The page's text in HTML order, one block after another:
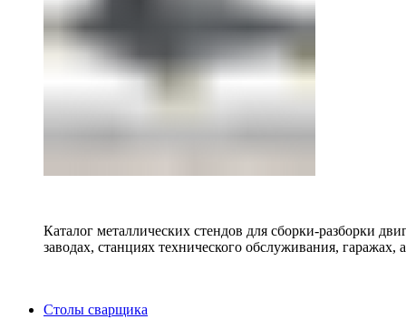
Каталог металлических стендов для сборки-разборки
заводах, станциях технического обслуживания, гаражах,
Столы сварщика